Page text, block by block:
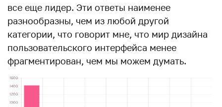
все еще лидер. Эти ответы наименее
разнообразны, чем из любой другой
категории, что говорит мне, что мир дизайна
пользовательского интерфейса менее
фрагментирован, чем мы можем думать.